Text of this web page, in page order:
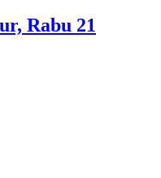
Rabu 21